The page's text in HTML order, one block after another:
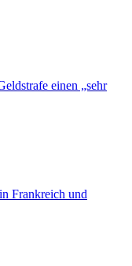
einen „sehr
Frankreich und